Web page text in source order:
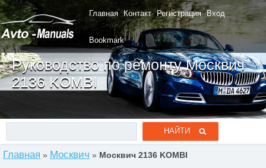
Главная Контакт Регистрация Вход
Bookmark
Руководство по ремонту Москвич
2136 KOMBI
Главная » Москвич » Москвич 2136 KOMBI